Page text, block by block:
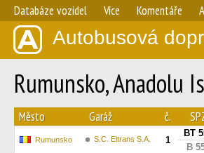
Databáze vozidel Více Komentáře
Autobusová
Rumunsko, Anadolu
Město Garáž č.
Rumunsko S.C. Eltrans S.A. 1
BT
B